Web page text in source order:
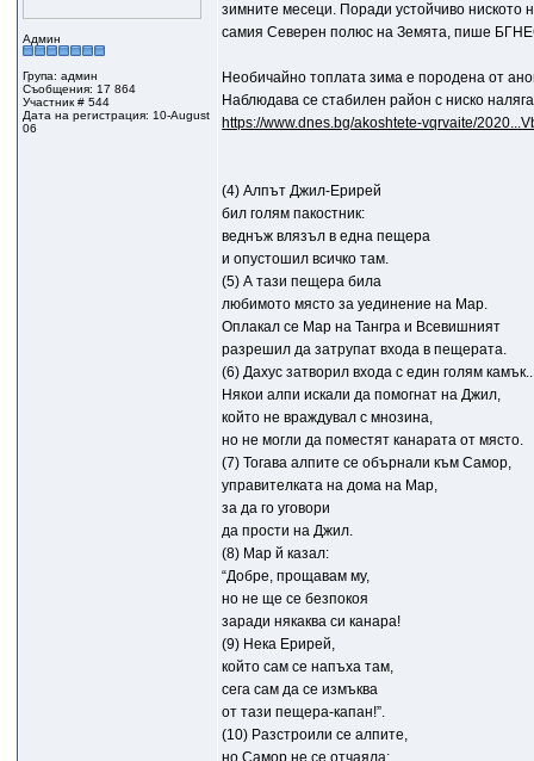
Админ
Група: админ
Съобщения: 17 864
Участник # 544
Дата на регистрация: 10-August
06
зимните месеци. Поради устойчиво ниското
самия Северен полюс на Земята, пише
Необичайно топлата зима е породена от
Наблюдава се стабилен район с ниско
https://www.dnes.bg/akoshtete-vqrvaite/
(4) Алпът Джил-Ерирей
бил голям пакостник:
веднъж влязъл в една пещера
и опустошил всичко там.
(5) А тази пещера била
любимото място за уединение на Мар.
Оплакал се Мар на Тангра и Всевишният
разрешил да затрупат входа в пещерата.
(6) Дахус затворил входа с един голям
Някои алпи искали да помогнат на Джил,
който не враждувал с мнозина,
но не могли да поместят канарата от място.
(7) Тогава алпите се обърнали към Самор,
управителката на дома на Мар,
за да го уговори
да прости на Джил.
(8) Мар й казал:
“Добре, прощавам му,
но не ще се безпокоя
заради някаква си канара!
(9) Нека Ерирей,
който сам се напъха там,
сега сам да се измъква
от тази пещера-капан!”.
(10) Разстроили се алпите,
но Самор не се отчаяла: